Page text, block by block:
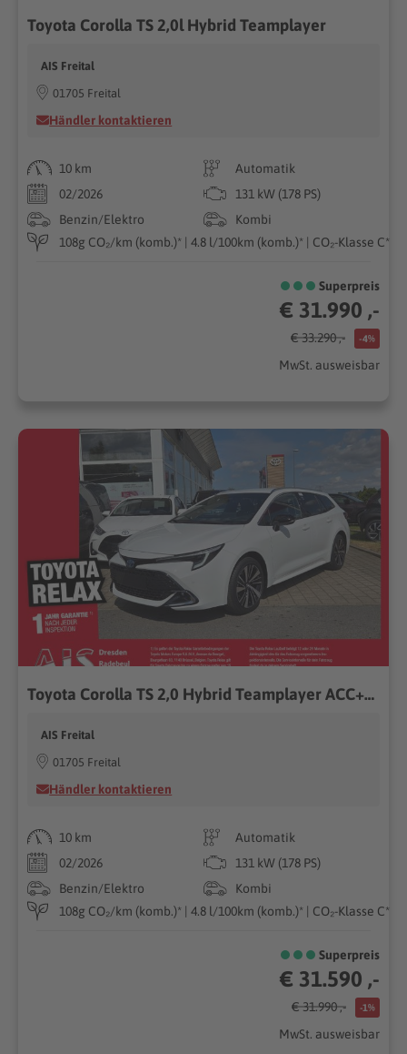
Toyota Corolla TS 2,0l Hybrid Teamplayer
AIS Freital
01705 Freital
Händler kontaktieren
10 km
Automatik
02/2026
131 kW (178 PS)
Benzin/Elektro
Kombi
108g CO₂/km (komb.)* | 4.8 l/100km (komb.)* | CO₂-Klasse C*
Superpreis
€ 31.990 ,-
€ 33.290 ,- -4%
MwSt. ausweisbar
Toyota Corolla TS 2,0 Hybrid Teamplayer ACC+LED+Navi+LM
AIS Freital
01705 Freital
Händler kontaktieren
10 km
Automatik
02/2026
131 kW (178 PS)
Benzin/Elektro
Kombi
108g CO₂/km (komb.)* | 4.8 l/100km (komb.)* | CO₂-Klasse C*
Superpreis
€ 31.590 ,-
€ 31.990 ,- -1%
MwSt. ausweisbar